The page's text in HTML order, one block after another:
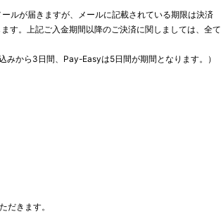
ルが届きますが、メールに記載されている期限は決済
す。上記ご入金期間以降のご決済に関しましては、全て
から3日間、Pay-Easyは5日間が期間となります。）
だきます。